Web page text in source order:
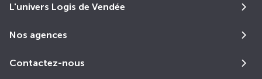
L'univers Logis de Vendée
Nos agences
Contactez-nous